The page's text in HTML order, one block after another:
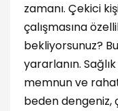
zamanı. Çekici
çalışmasına
bekliyorsunuz?
yararlanın.
memnun ve
beden dengeniz,